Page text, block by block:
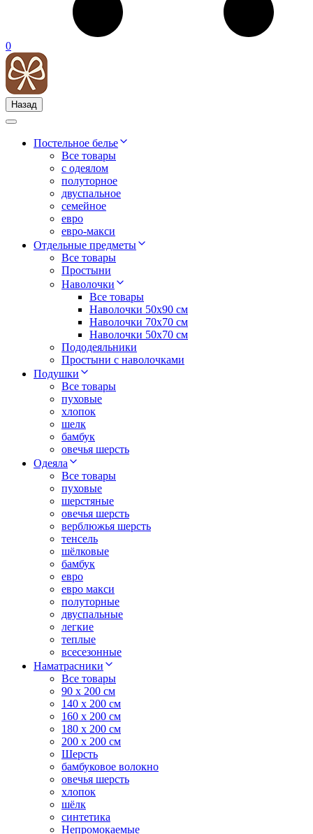
0
Назад
Постельное белье
Все товары
с одеялом
полуторное
двуспальное
семейное
евро
евро-макси
Отдельные предметы
Все товары
Простыни
Наволочки
Все товары
Наволочки 50x90 см
Наволочки 70x70 cм
Наволочки 50х70 см
Пододеяльники
Простыни с наволочками
Подушки
Все товары
пуховые
хлопок
шелк
бамбук
овечья шерсть
Одеяла
Все товары
пуховые
шерстяные
овечья шерсть
верблюжья шерсть
тенсель
шёлковые
бамбук
евро
евро макси
полуторные
двуспальные
легкие
теплые
всесезонные
Наматрасники
Все товары
90 x 200 см
140 x 200 см
160 x 200 см
180 x 200 см
200 x 200 см
Шерсть
бамбуковое волокно
овечья шерсть
хлопок
шёлк
синтетика
Непромокаемые